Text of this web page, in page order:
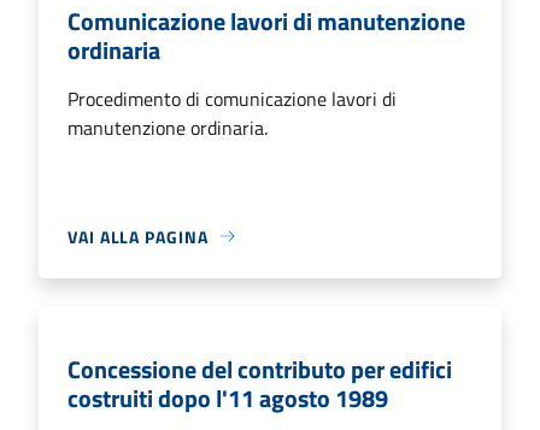
Comunicazione lavori di manutenzione
ordinaria
Procedimento di comunicazione lavori di
manutenzione ordinaria.
VAI ALLA PAGINA
Concessione del contributo per edifici
costruiti dopo l'11 agosto 1989